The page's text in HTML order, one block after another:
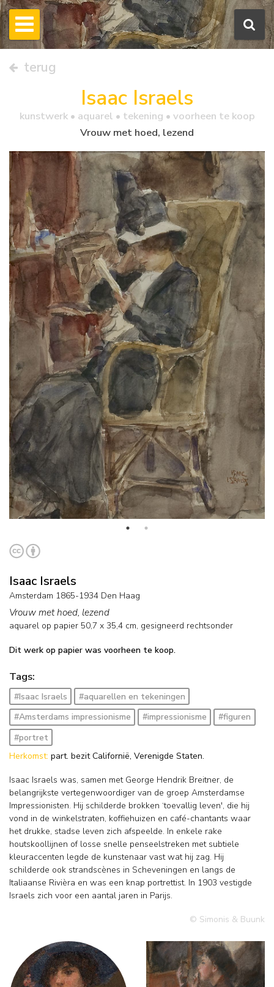
terug
Isaac Israels
kunstwerk • aquarel • tekening • voorheen te koop
Vrouw met hoed, lezend
Isaac Israels
Amsterdam 1865-1934 Den Haag
Vrouw met hoed, lezend
aquarel op papier 50,7 x 35,4 cm, gesigneerd rechtsonder
Dit werk op papier was voorheen te koop.
Tags:
#Isaac Israels
#aquarellen en tekeningen
#Amsterdams impressionisme
#impressionisme
#figuren
#portret
Herkomst: part. bezit Californië, Verenigde Staten.
Isaac Israels was, samen met George Hendrik Breitner, de
belangrijkste vertegenwoordiger van de groep Amsterdamse
Impressionisten. Hij schilderde brokken ‘toevallig leven', die hij
vond in de winkelstraten, koffiehuizen en café-chantants waar
het drukke, stadse leven zich afspeelde. In enkele rake
houtskoollijnen of losse snelle penseelstreken met subtiele
kleuraccenten legde de kunstenaar vast wat hij zag. Hij
schilderde ook strandscènes in Scheveningen en langs de
Italiaanse Rivièra en was een knap portrettist. In 1903 vestigde
Israels zich voor een aantal jaren in Parijs.
© Simonis & Buunk